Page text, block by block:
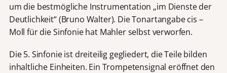
um die bestmögliche Instrumentation „im Dienste der
Deutlichkeit“ (Bruno Walter). Die Tonartangabe cis –
Moll für die Sinfonie hat Mahler selbst verworfen.
Die 5. Sinfonie ist dreiteilig gegliedert, die Teile bilden
inhaltliche Einheiten. Ein Trompetensignal eröffnet den